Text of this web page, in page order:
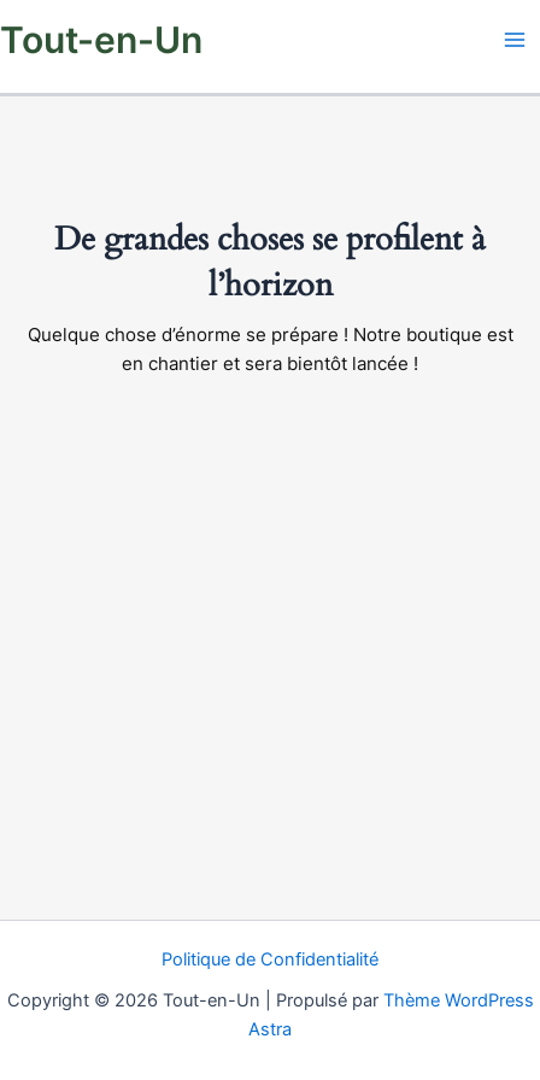
Tout-en-Un
De grandes choses se profilent à
l’horizon
Quelque chose d’énorme se prépare ! Notre boutique est
en chantier et sera bientôt lancée !
Politique de Confidentialité
Copyright © 2026 Tout-en-Un | Propulsé par Thème WordPress
Astra